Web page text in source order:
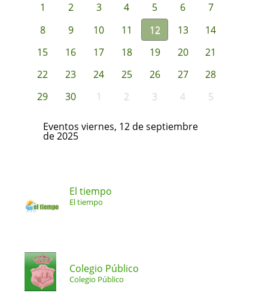
1 2 3 4 5 6
7
8
9 10 11 12 13
14
15
16 17 18 19 20
21
22
23 24 25 26 27
28
29
30 1 2 3 4 5
Eventos viernes, 12 de septiembre
de 2025
El tiempo
El tiempo
Colegio Público
Colegio Público